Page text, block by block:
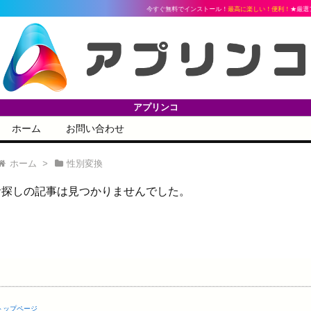
今すぐ無料でインストール！最高に楽しい！便利！★厳選ア
アプリンコ
ホーム お問い合わせ
ホーム > 性別変換
しの記事は見つかりませんでした。
ップページ